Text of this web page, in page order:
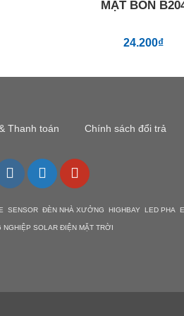
MẶT BỐN
24.200₫
Thanh toán Chính sách đổi trả
ĐÈN NHÀ XƯỞNG HIGHBAY LED PHA
NGHIỆP SOLAR ĐIỆN MẶT TRỜI